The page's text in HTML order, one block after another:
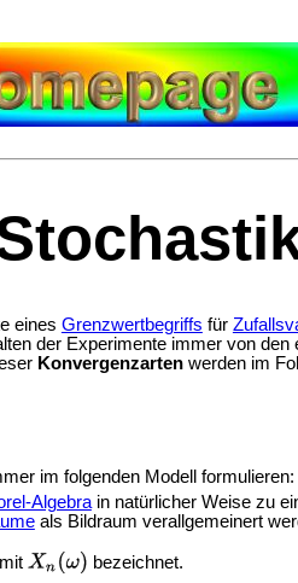
eines Grenzwertbegriffs für
der Experimente immer von
Konvergenzartenwerden im
im folgenden Modell
Algebrain natürlicher Weise zu
als Bildraum verallgemeinert
bezeichnet.